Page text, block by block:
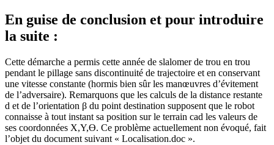
En guise de conclusion et pour introduire
la suite :
Cette démarche a permis cette année de slalomer de trou en trou
pendant le pillage sans discontinuité de trajectoire et en conservant
une vitesse constante (hormis bien sûr les manœuvres d’évitement
de l’adversaire). Remarquons que les calculs de la distance restante
d et de l’orientation β du point destination supposent que le robot
connaisse à tout instant sa position sur le terrain cad les valeurs de
ses coordonnées X,Y,Ө. Ce problème actuellement non évoqué, fait
l’objet du document suivant « Localisation.doc ».